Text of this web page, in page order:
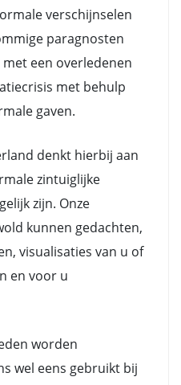
verschijnselen
paragnosten
een overledenen
met behulp
gaven.
denkt hierbij aan
zintuiglijke
zijn. Onze
kunnen gedachten,
visualisaties van u of
en voor u
worden
wel eens gebruikt bij